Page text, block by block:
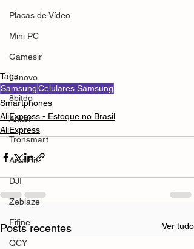
Placas de Vídeo
Mini PC
Gamesir
Lenovo
8bitdo
Anker
Tronsmart
Amazfit
DJI
Zeblaze
Fifine
QCY
Tags:
SamsungCelulares Samsung
Smartphones
AliExpress - Estoque no Brasil
AliExpress
Posts recentes Ver tudo